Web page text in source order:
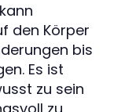
den Körper
bis
Es ist
zu sein